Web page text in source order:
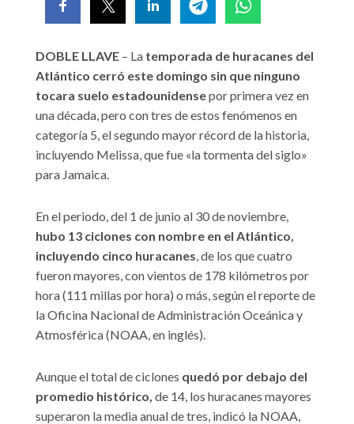
DOBLE LLAVE – La temporada de huracanes del
Atlántico cerró este domingo sin que ninguno
tocara suelo estadounidensepor primera vez en
una década, pero con tres de estos fenómenos en
categoría 5, el segundo mayor récord de la historia,
incluyendo Melissa, que fue «la tormenta del siglo»
para Jamaica.
En el periodo, del 1 de junio al 30 de noviembre,
hubo 13 ciclones con nombre en el Atlántico,
incluyendo cinco huracanes , de los que cuatro
fueron mayores, con vientos de 178 kilómetros por
hora (111 millas por hora) o más, según el reporte de
la Oficina Nacional de Administración Oceánica y
Atmosférica (NOAA, en inglés).
Aunque el total de ciclones quedó por debajo del
promedio histórico, de 14, los huracanes mayores
superaron la media anual de tres, indicó la NOAA,